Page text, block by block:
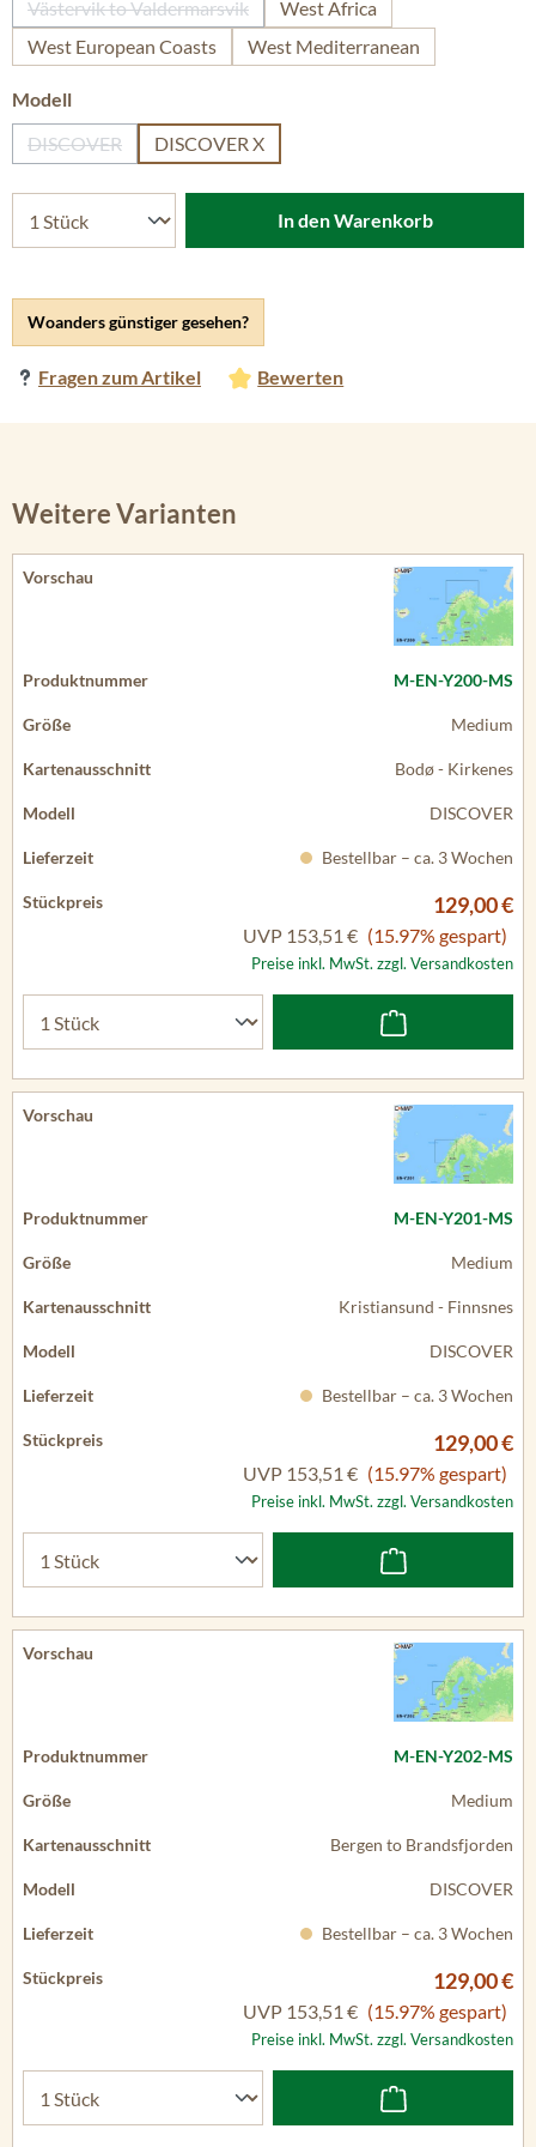
Woanders günstiger gesehen?
Fragen zum Artikel Bewerten
Västervik to Valdermarsvik
(Diese Option ist zurzeit nicht verfügbar.)
West Africa
West European Coasts
West Mediterranean
Modellauswählen
DISCOVER
(Diese Option ist zurzeit nicht verfügbar.)
DISCOVER X
In den Warenkorb
Weitere Varianten
M-EN-Y200-MS
Medium
Bodø - Kirkenes
DISCOVER
Bestellbar – ca. 3 Wochen
129,00 €
UVP 153,51 € (15.97% gespart)
Preise inkl. MwSt. zzgl. Versandkosten
M-EN-Y201-MS
Medium
Kristiansund - Finnsnes
DISCOVER
Bestellbar – ca. 3 Wochen
129,00 €
UVP 153,51 € (15.97% gespart)
Preise inkl. MwSt. zzgl. Versandkosten
M-EN-Y202-MS
Medium
Bergen to Brandsfjorden
DISCOVER
Bestellbar – ca. 3 Wochen
129,00 €
UVP 153,51 € (15.97% gespart)
Preise inkl. MwSt. zzgl. Versandkosten